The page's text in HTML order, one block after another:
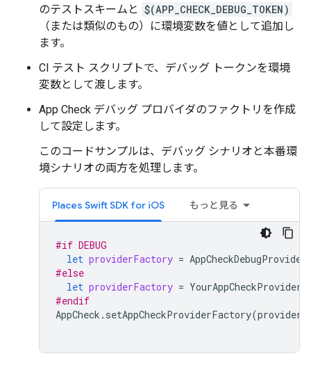
のテストスキームと $(APP_CHECK_DEBUG_TOKEN)
（または類似のもの）に環境変数を値として追加し
ます。
CI テスト スクリプトで、デバッグ トークンを環境
変数として渡します。
App Check デバッグ プロバイダのファクトリを作成
して設定します。
このコードサンプルは、デバッグ シナリオと本番環
境シナリオの両方を処理します。
Places Swift SDK for iOS もっと見る
#if DEBUG
let providerFactory =
#else
let providerFactory =
#endif
AppCheck . setAppCheckProviderFactory(